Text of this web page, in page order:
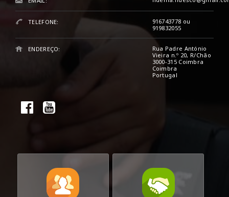
TELEFONE:
916743778 ou
919832055
ENDEREÇO:
Rua Padre António
Vieira n.º 20, R/Chão
3000-315 Coimbra
Coimbra
Portugal